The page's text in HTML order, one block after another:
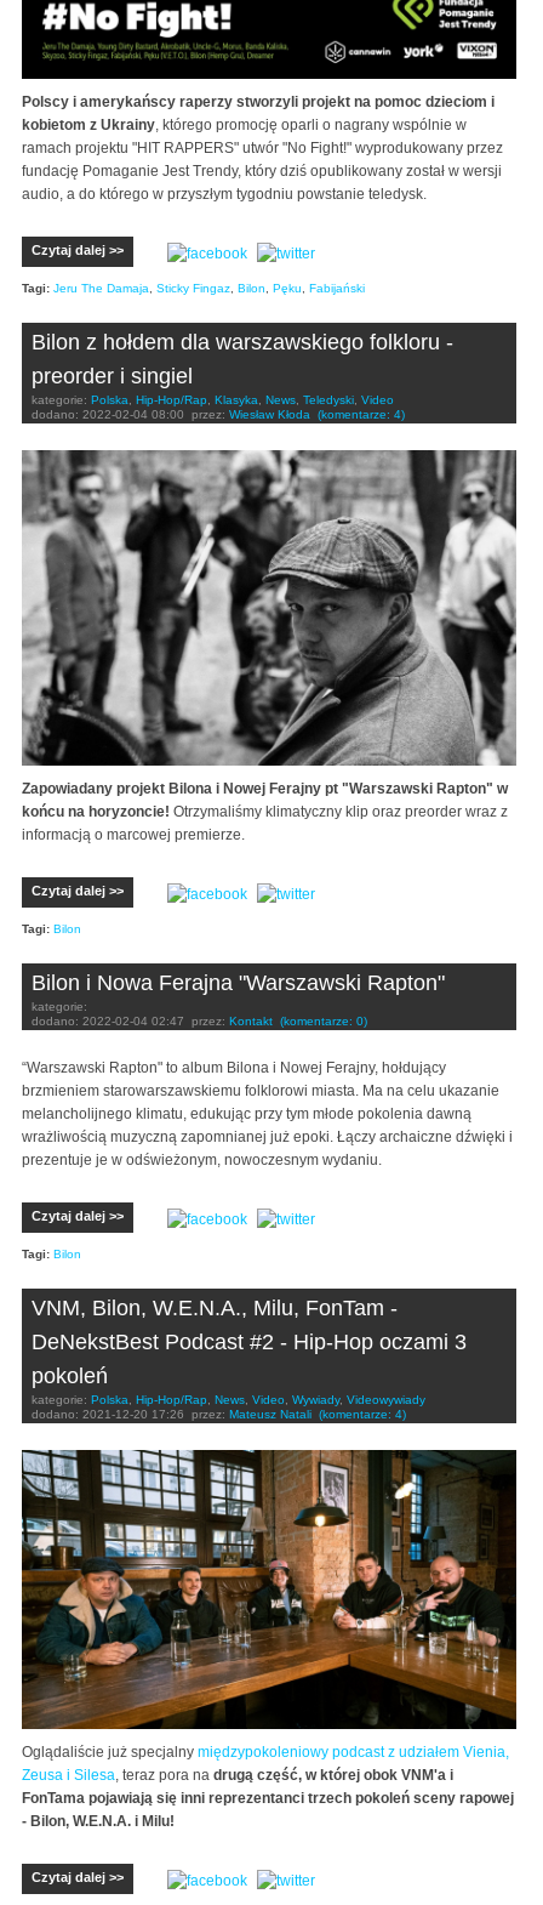
Polscy i amerykańscy raperzy stworzyli projekt na pomoc dzieciom i
kobietom z Ukrainy, którego promocję oparli o nagrany wspólnie w
ramach projektu "HIT RAPPERS" utwór "No Fight!" wyprodukowany przez
fundację Pomaganie Jest Trendy, który dziś opublikowany został w wersji
audio, a do którego w przyszłym tygodniu powstanie teledysk.
Czytaj dalej >>
Tagi: Jeru The Damaja, Sticky Fingaz, Bilon, Pęku, Fabijański
Bilon z hołdem dla warszawskiego folkloru -
preorder i singiel
kategorie: Polska, Hip-Hop/Rap, Klasyka, News, Teledyski, Video
dodano: 2022-02-04 08:00 przez: Wiesław Kłoda (komentarze: 4)
Zapowiadany projekt Bilona i Nowej Ferajny pt "Warszawski Rapton" w
końcu na horyzoncie! Otrzymaliśmy klimatyczny klip oraz preorder wraz z
informacją o marcowej premierze.
Czytaj dalej >>
Tagi: Bilon
Bilon i Nowa Ferajna "Warszawski Rapton"
kategorie:
dodano: 2022-02-04 02:47 przez: Kontakt (komentarze: 0)
“Warszawski Rapton" to album Bilona i Nowej Ferajny, hołdujący
brzmieniem starowarszawskiemu folklorowi miasta. Ma na celu ukazanie
melancholijnego klimatu, edukując przy tym młode pokolenia dawną
wrażliwością muzyczną zapomnianej już epoki. Łączy archaiczne dźwięki i
prezentuje je w odświeżonym, nowoczesnym wydaniu.
Czytaj dalej >>
Tagi: Bilon
VNM, Bilon, W.E.N.A., Milu, FonTam -
DeNekstBest Podcast #2 - Hip-Hop oczami 3
pokoleń
kategorie: Polska, Hip-Hop/Rap, News, Video, Wywiady, Videowywiady
dodano: 2021-12-20 17:26 przez: Mateusz Natali (komentarze: 4)
Oglądaliście już specjalny międzypokoleniowy podcast z udziałem Vienia,
Zeusa i Silesa, teraz pora na drugą część, w której obok VNM'a i
FonTama pojawiają się inni reprezentanci trzech pokoleń sceny rapowej
- Bilon, W.E.N.A. i Milu!
Czytaj dalej >>